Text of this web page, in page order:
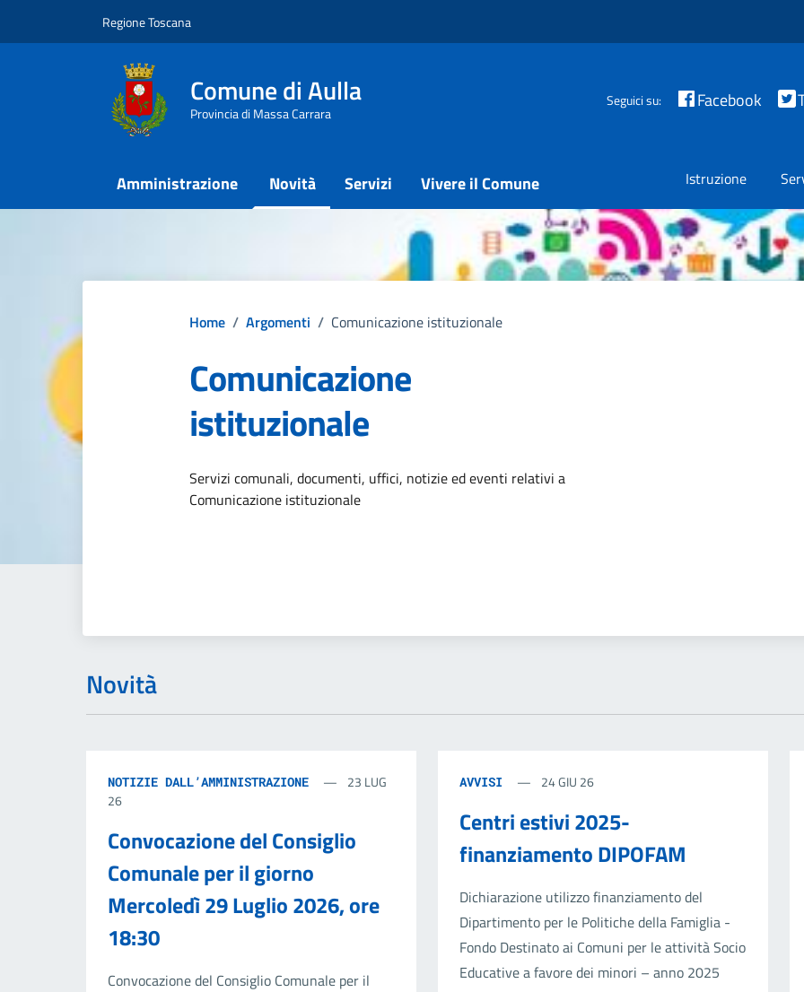
Regione Toscana
Comune di Aulla
Provincia di Massa Carrara
Seguici su: Facebook
Amministrazione Novità Servizi Vivere il Comune Istruzione
Home / Argomenti / Comunicazione istituzionale
Comunicazione
istituzionale
Dettagli dell'argomento
Servizi comunali, documenti, uffici, notizie ed eventi relativi a
Comunicazione istituzionale
Novità
NOTIZIE DALL’AMMINISTRAZIONE
23 LUG
26
Convocazione del Consiglio
Comunale per il giorno
Mercoledì 29 Luglio 2026, ore
18:30
Convocazione del Consiglio Comunale per il
AVVISI 24 GIU 26
Centri estivi 2025-
finanziamento DIPOFAM
Dichiarazione utilizzo finanziamento del
Dipartimento per le Politiche della Famiglia -
Fondo Destinato ai Comuni per le attività Socio
Educative a favore dei minori – anno 2025